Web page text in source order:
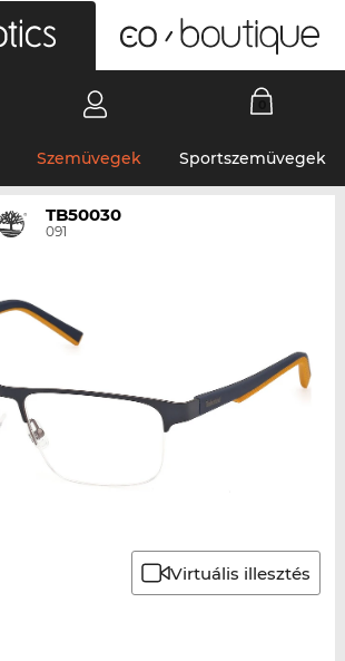
Szemüvegek Sportszemüvegek
TB50030
091
Virtuális illesztés